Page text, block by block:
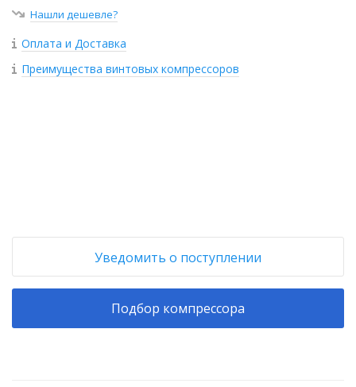
Нашли дешевле?
Оплата и Доставка
Преимущества винтовых компрессоров
Уведомить о поступлении
Подбор компрессора